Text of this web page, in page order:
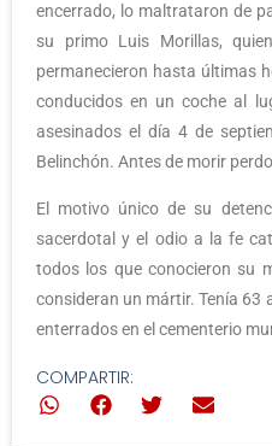
encerrado, lo maltrataron de
su primo Luis Morillas,
permanecieron hasta últimas
conducidos en un coche al
asesinados el día 4 de
Belinchón. Antes de morir
El motivo único de su
sacerdotal y el odio a la fe
todos los que conocieron su
consideran un mártir. Tenía 63
enterrados en el cementerio
COMPARTIR: